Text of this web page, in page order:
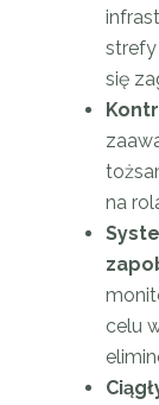
strefy
się
na
celu